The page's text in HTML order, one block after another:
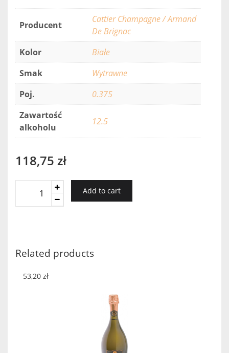
Producent
Cattier Champagne / Armand
De Brignac
Kolor
Białe
Smak
Wytrawne
Poj.
0.375
Zawartość
alkoholu
12.5
118,75 zł
quantity
Add to cart
Related products
53,20 zł